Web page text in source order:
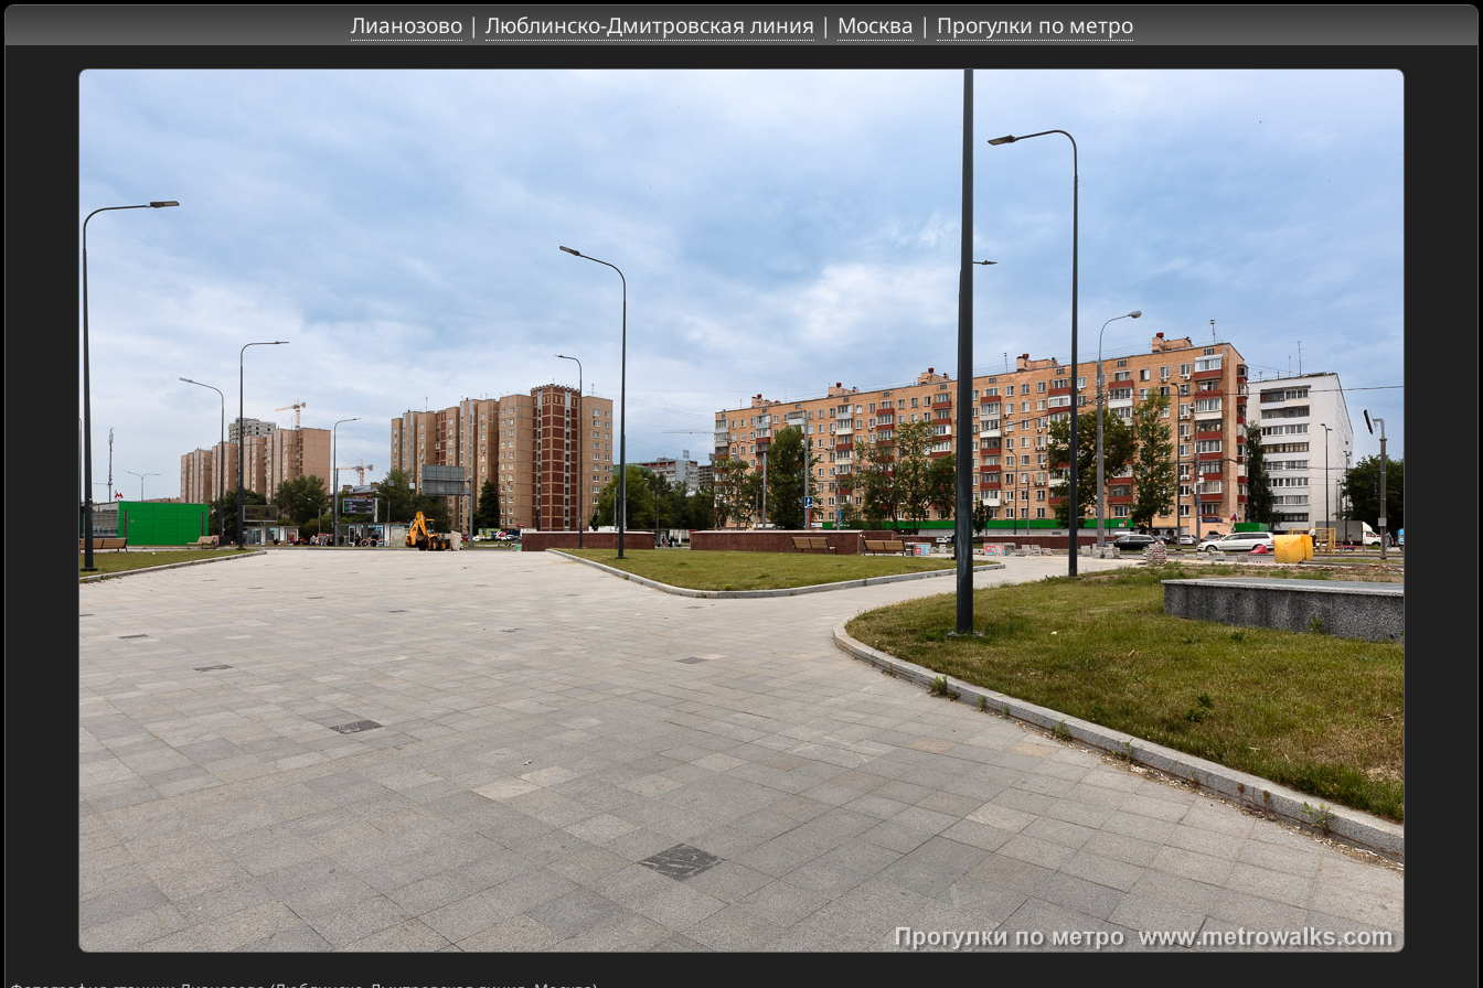
Лианозово| Люблинско-Дмитровская линия | Москва | Прогулки по метро